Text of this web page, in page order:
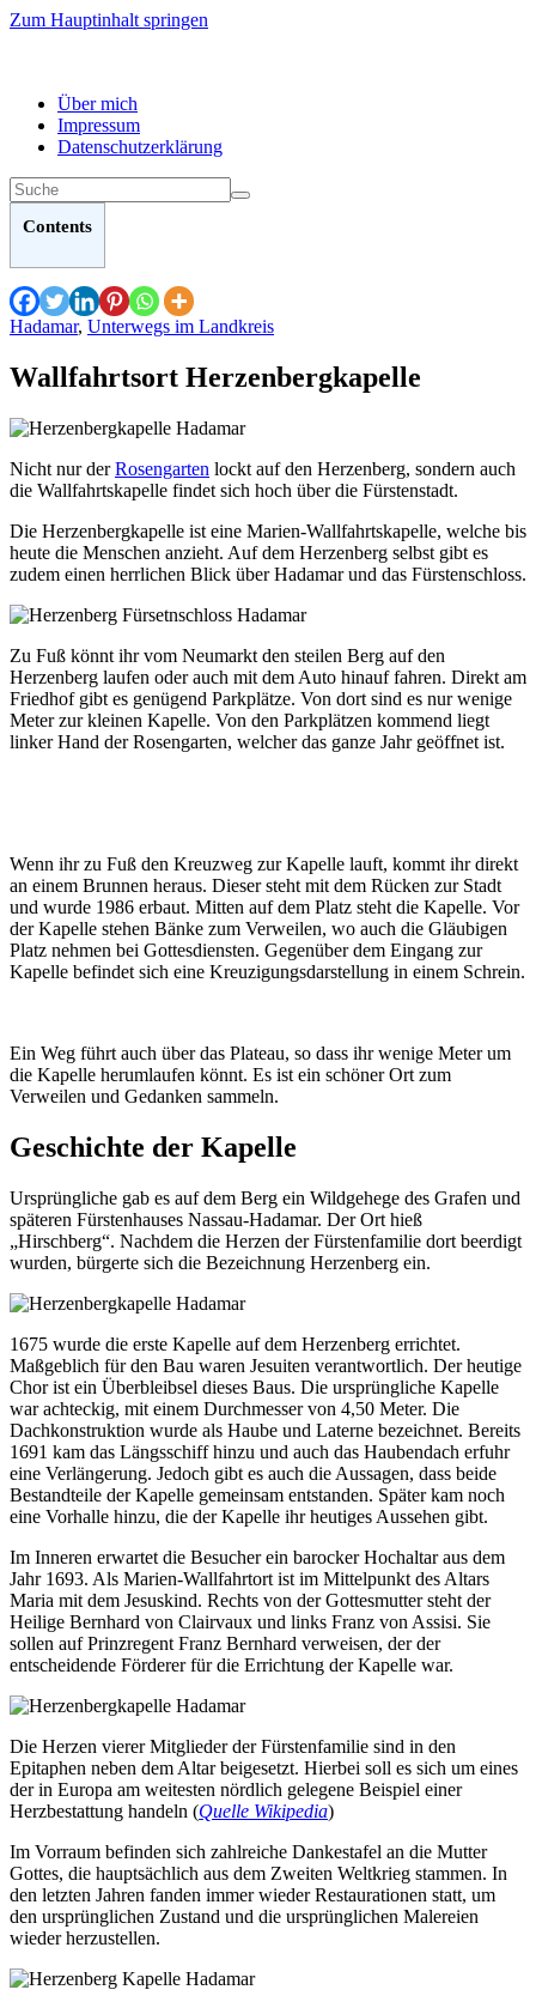
Zum Hauptinhalt springen
Über mich
Impressum
Datenschutzerklärung
Contents
Hadamar, Unterwegs im Landkreis
Wallfahrtsort Herzenbergkapelle
Nicht nur derRosengarten lockt auf den Herzenberg, sondern auch
die Wallfahrtskapelle findet sich hoch über die Fürstenstadt.
Die Herzenbergkapelle ist eine Marien-Wallfahrtskapelle, welche bis
heute die Menschen anzieht. Auf dem Herzenberg selbst gibt es
zudem einen herrlichen Blick über Hadamar und das Fürstenschloss.
Zu Fuß könnt ihr vom Neumarkt den steilen Berg auf den
Herzenberg laufen oder auch mit dem Auto hinauf fahren. Direkt am
Friedhof gibt es genügend Parkplätze. Von dort sind es nur wenige
Meter zur kleinen Kapelle. Von den Parkplätzen kommend liegt
linker Hand der Rosengarten, welcher das ganze Jahr geöffnet ist.
Wenn ihr zu Fuß den Kreuzweg zur Kapelle lauft, kommt ihr direkt
an einem Brunnen heraus. Dieser steht mit dem Rücken zur Stadt
und wurde 1986 erbaut. Mitten auf dem Platz steht die Kapelle. Vor
der Kapelle stehen Bänke zum Verweilen, wo auch die Gläubigen
Platz nehmen bei Gottesdiensten. Gegenüber dem Eingang zur
Kapelle befindet sich eine Kreuzigungsdarstellung in einem Schrein.
Ein Weg führt auch über das Plateau, so dass ihr wenige Meter um
die Kapelle herumlaufen könnt. Es ist ein schöner Ort zum
Verweilen und Gedanken sammeln.
Geschichte der Kapelle
Ursprüngliche gab es auf dem Berg ein Wildgehege des Grafen und
späteren Fürstenhauses Nassau-Hadamar. Der Ort hieß
„Hirschberg“. Nachdem die Herzen der Fürstenfamilie dort beerdigt
wurden, bürgerte sich die Bezeichnung Herzenberg ein.
1675 wurde die erste Kapelle auf dem Herzenberg errichtet.
Maßgeblich für den Bau waren Jesuiten verantwortlich. Der heutige
Chor ist ein Überbleibsel dieses Baus. Die ursprüngliche Kapelle
war achteckig, mit einem Durchmesser von 4,50 Meter. Die
Dachkonstruktion wurde als Haube und Laterne bezeichnet. Bereits
1691 kam das Längsschiff hinzu und auch das Haubendach erfuhr
eine Verlängerung. Jedoch gibt es auch die Aussagen, dass beide
Bestandteile der Kapelle gemeinsam entstanden. Später kam noch
eine Vorhalle hinzu, die der Kapelle ihr heutiges Aussehen gibt.
Im Inneren erwartet die Besucher ein barocker Hochaltar aus dem
Jahr 1693. Als Marien-Wallfahrtort ist im Mittelpunkt des Altars
Maria mit dem Jesuskind. Rechts von der Gottesmutter steht der
Heilige Bernhard von Clairvaux und links Franz von Assisi. Sie
sollen auf Prinzregent Franz Bernhard verweisen, der der
entscheidende Förderer für die Errichtung der Kapelle war.
Die Herzen vierer Mitglieder der Fürstenfamilie sind in den
Epitaphen neben dem Altar beigesetzt. Hierbei soll es sich um eines
der in Europa am weitesten nördlich gelegene Beispiel einer
Herzbestattung handeln (Quelle Wikipedia)
Im Vorraum befinden sich zahlreiche Dankestafel an die Mutter
Gottes, die hauptsächlich aus dem Zweiten Weltkrieg stammen. In
den letzten Jahren fanden immer wieder Restaurationen statt, um
den ursprünglichen Zustand und die ursprünglichen Malereien
wieder herzustellen.